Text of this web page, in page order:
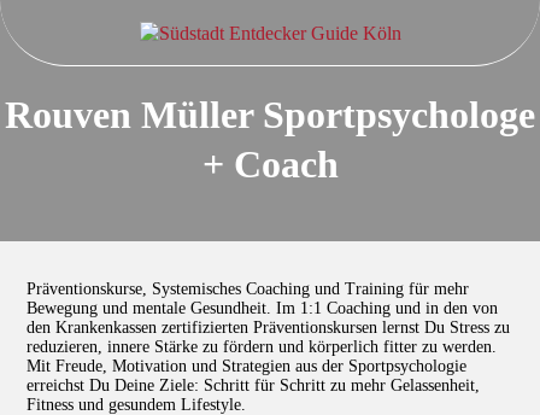
Rouven Müller Sportpsychologe
+ Coach
Präventionskurse, Systemisches Coaching und Training für mehr
Bewegung und mentale Gesundheit. Im 1:1 Coaching und in den von
den Krankenkassen zertifizierten Präventionskursen lernst Du Stress zu
reduzieren, innere Stärke zu fördern und körperlich fitter zu werden.
Mit Freude, Motivation und Strategien aus der Sportpsychologie
erreichst Du Deine Ziele: Schritt für Schritt zu mehr Gelassenheit,
Fitness und gesundem Lifestyle.